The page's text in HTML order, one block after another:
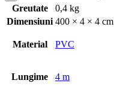
Greutate
0,4 kg
Dimensiuni 400 × 4 × 4 cm
Material PVC
Lungime 4 m